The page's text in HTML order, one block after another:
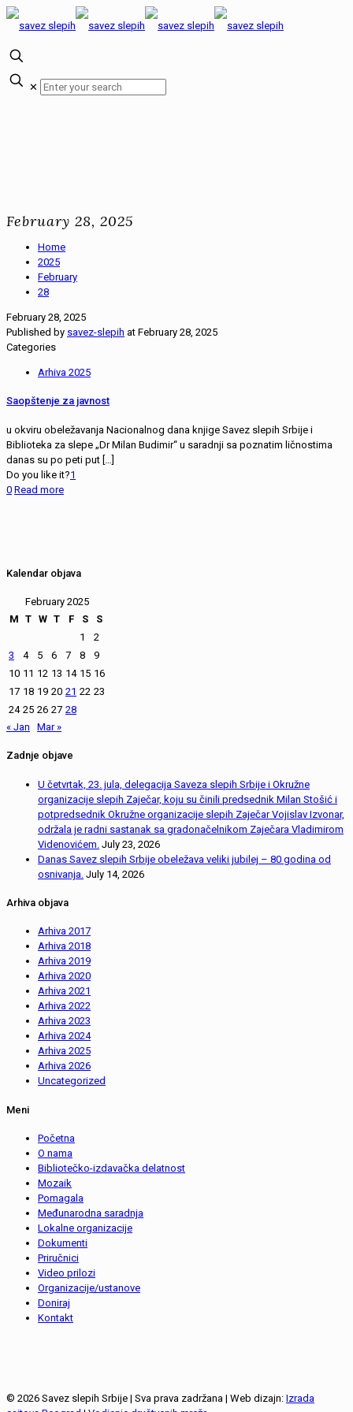
✕
February 28, 2025
Home
2025
February
28
February 28, 2025
Published by savez-slepih at February 28, 2025
Categories
Arhiva 2025
Saopštenje za javnost
u okviru obeležavanja Nacionalnog dana knjige Savez slepih Srbije i
Biblioteka za slepe „Dr Milan Budimir“ u saradnji sa poznatim ličnostima
danas su po peti put […]
Do you like it?1
0 Read more
Kalendar objava
February 2025
M T W T F S
S
1
2
3
4 5 6 7 8
9
10 11 12 13 14 15 16
17 18 19 20 21 22 23
24 25 26 27 28
« Jan
Mar »
Zadnje objave
U četvrtak, 23. jula, delegacija Saveza slepih Srbije i Okružne
organizacije slepih Zaječar, koju su činili predsednik Milan Stošić i
potpredsednik Okružne organizacije slepih Zaječar Vojislav Izvonar,
održala je radni sastanak sa gradonačelnikom Zaječara Vladimirom
Videnovićem. July 23, 2026
Danas Savez slepih Srbije obeležava veliki jubilej – 80 godina od
osnivanja. July 14, 2026
Arhiva objava
Arhiva 2017
Arhiva 2018
Arhiva 2019
Arhiva 2020
Arhiva 2021
Arhiva 2022
Arhiva 2023
Arhiva 2024
Arhiva 2025
Arhiva 2026
Uncategorized
Meni
Početna
O nama
Bibliotečko-izdavačka delatnost
Mozaik
Pomagala
Međunarodna saradnja
Lokalne organizacije
Dokumenti
Priručnici
Video prilozi
Organizacije/ustanove
Doniraj
Kontakt
© 2026 Savez slepih Srbije | Sva prava zadržana | Web dizajn: Izrada